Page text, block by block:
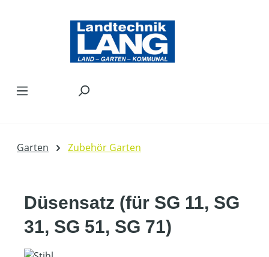
Garten Zubehör Garten
Düsensatz (für SG 11, SG
31, SG 51, SG 71)